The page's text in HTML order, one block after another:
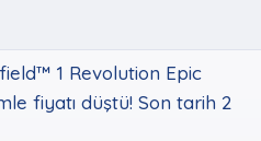
1 Revolution Epic
fiyatı düştü! Son tarih 2